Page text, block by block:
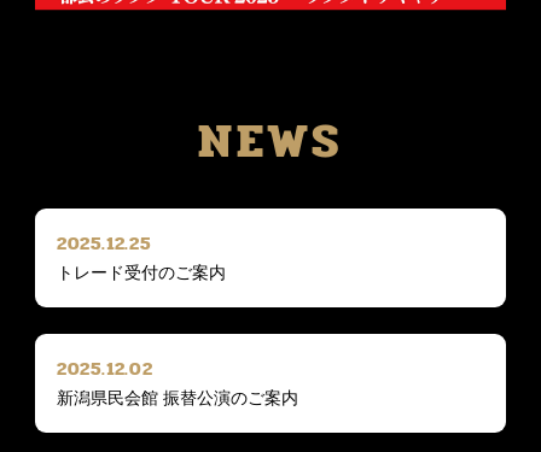
NEWS
2025.12.25
トレード受付のご案内
2025.12.02
新潟県民会館 振替公演のご案内